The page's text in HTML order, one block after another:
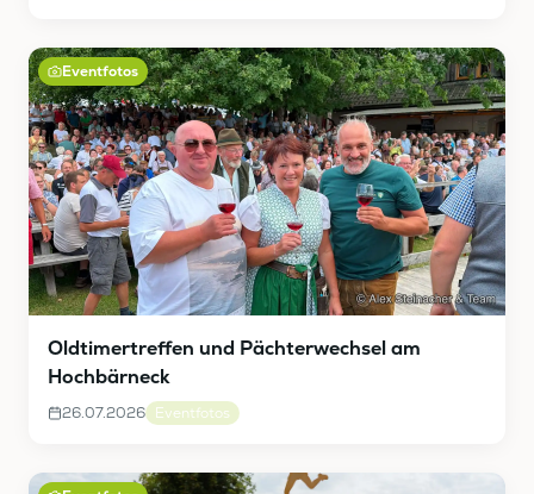
Eventfotos
Oldtimertreffen und Pächterwechsel am
Hochbärneck
26.07.2026 Eventfotos